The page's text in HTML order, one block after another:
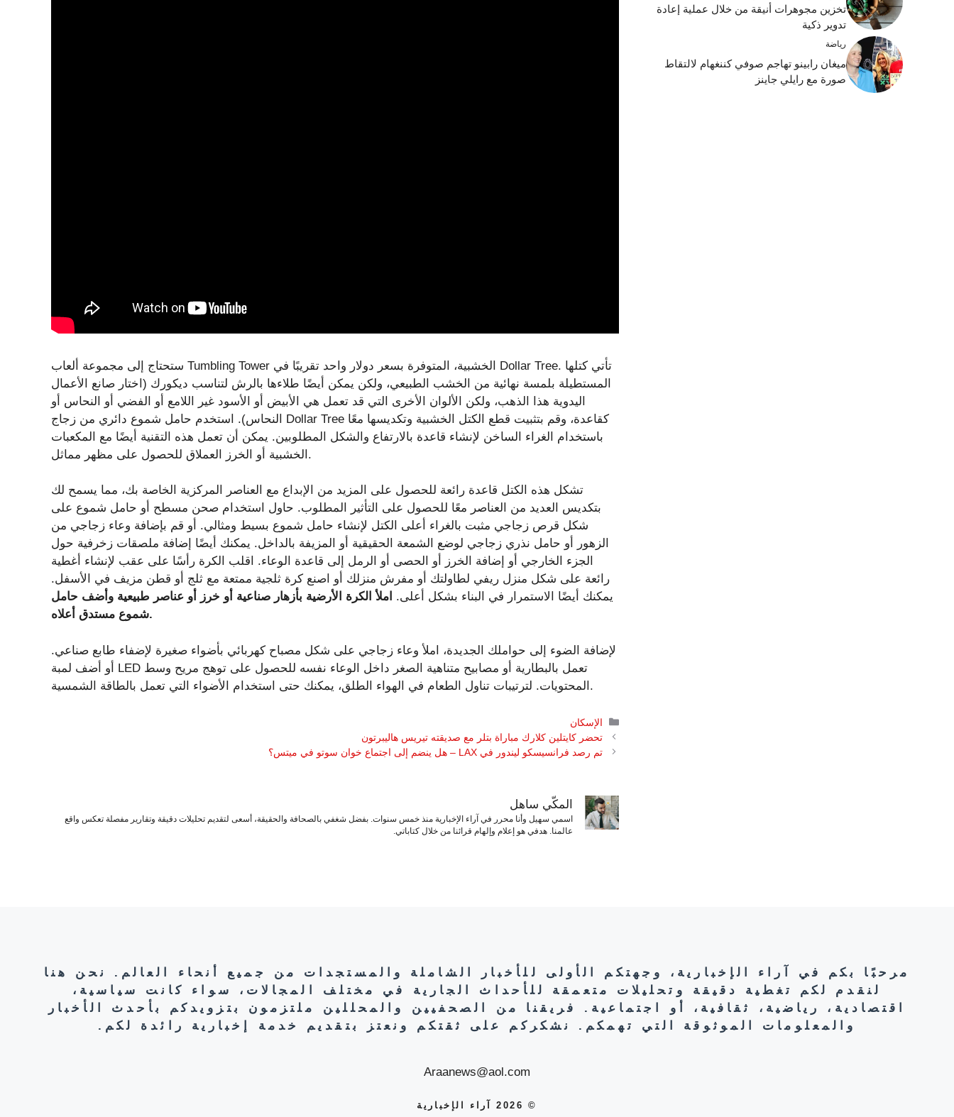
ستحتاج إلى مجموعة ألعاب Tumbling Tower الخشبية، المتوفرة بسعر دولار واحد تقريبًا في Dollar Tree. تأتي كتلها
المستطيلة بلمسة نهائية من الخشب الطبيعي، ولكن يمكن أيضًا طلاءها بالرش لتناسب ديكورك (اختار صانع الأعمال
اليدوية هذا الذهب، ولكن الألوان الأخرى التي قد تعمل هي الأبيض أو الأسود غير اللامع أو الفضي أو النحاس أو
النحاس). استخدم حامل شموع دائري من زجاج Dollar Tree كقاعدة، وقم بتثبيت قطع الكتل الخشبية وتكديسها معًا
باستخدام الغراء الساخن لإنشاء قاعدة بالارتفاع والشكل المطلوبين. يمكن أن تعمل هذه التقنية أيضًا مع المكعبات
الخشبية أو الخرز العملاق للحصول على مظهر مماثل.
تشكل هذه الكتل قاعدة رائعة للحصول على المزيد من الإبداع مع العناصر المركزية الخاصة بك، مما يسمح لك
بتكديس العديد من العناصر معًا للحصول على التأثير المطلوب. حاول استخدام صحن مسطح أو حامل شموع على
شكل قرص زجاجي مثبت بالغراء أعلى الكتل لإنشاء حامل شموع بسيط ومثالي. أو قم بإضافة وعاء زجاجي من
الزهور أو حامل نذري زجاجي لوضع الشمعة الحقيقية أو المزيفة بالداخل. يمكنك أيضًا إضافة ملصقات زخرفية حول
الجزء الخارجي أو إضافة الخرز أو الحصى أو الرمل إلى قاعدة الوعاء. اقلب الكرة رأسًا على عقب لإنشاء أغطية
رائعة على شكل منزل ريفي لطاولتك أو مفرش منزلك أو اصنع كرة ثلجية ممتعة مع ثلج أو قطن مزيف في الأسفل.
يمكنك أيضًا الاستمرار في البناء بشكل أعلى. املأ الكرة الأرضية بأزهار صناعية أو خرز أو عناصر طبيعية وأضف حامل
شموع مستدق أعلاه.
لإضافة الضوء إلى حواملك الجديدة، املأ وعاء زجاجي على شكل مصباح كهربائي بأضواء صغيرة لإضفاء طابع صناعي.
أو أضف لمبة LED تعمل بالبطارية أو مصابيح متناهية الصغر داخل الوعاء نفسه للحصول على توهج مريح وسط
المحتويات. لترتيبات تناول الطعام في الهواء الطلق، يمكنك حتى استخدام الأضواء التي تعمل بالطاقة الشمسية.
التصنيفات
الإسكان
تحضر كايتلين كلارك مباراة بتلر مع صديقته تيريس هاليبرتون
تم رصد فرانسيسكو ليندور في LAX – هل ينضم إلى اجتماع خوان سوتو في ميتس؟
المكّي ساهل
اسمي سهيل وأنا محرر في آراء الإخبارية منذ خمس سنوات. بفضل شغفي بالصحافة والحقيقة، أسعى لتقديم تحليلات دقيقة وتقارير مفصلة تعكس واقع
عالمنا. هدفي هو إعلام وإلهام قرائنا من خلال كتاباتي.
تخزين مجوهرات أنيقة من خلال عملية إعادة
تدوير ذكية
رياضة
ميغان رابينو تهاجم صوفي كننغهام لالتقاط
صورة مع رايلي جاينز
مرحبًا بكم في آراء الإخبارية، وجهتكم الأولى للأخبار الشاملة والمستجدات من جميع أنحاء العالم. نحن هنا
لنقدم لكم تغطية دقيقة وتحليلات متعمقة للأحداث الجارية في مختلف المجالات، سواء كانت سياسية،
اقتصادية، رياضية، ثقافية، أو اجتماعية. فريقنا من الصحفيين والمحللين ملتزمون بتزويدكم بأحدث الأخبار
والمعلومات الموثوقة التي تهمكم. نشكركم على ثقتكم ونعتز بتقديم خدمة إخبارية رائدة لكم.
Araanews@aol.com
© 2026 آراء الإخبارية